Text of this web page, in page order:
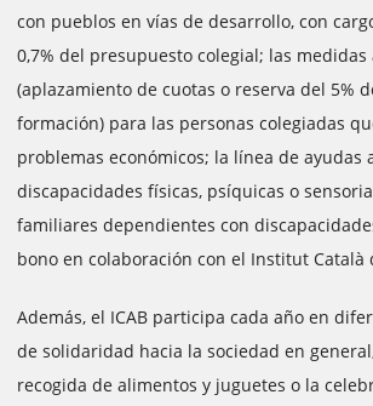
con pueblos en vías de desarrollo, con
0,7% del presupuesto colegial; las
(aplazamiento de cuotas o reserva del 5%
formación) para las personas colegiadas
problemas económicos; la línea de ayudas
discapacidades físicas, psíquicas o
familiares dependientes con
bono en colaboración con el Institut Català
Además, el ICAB participa cada año en
de solidaridad hacia la sociedad en
recogida de alimentos y juguetes o la